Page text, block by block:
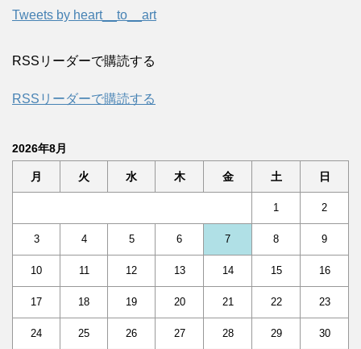
Tweets by heart__to__art
RSSリーダーで購読する
RSSリーダーで購読する
2026年8月
月 火 水 木 金 土 日
1 2
3 4 5 6 7 8 9
10 11 12 13 14 15 16
17 18 19 20 21 22 23
24 25 26 27 28 29 30